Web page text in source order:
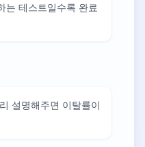
는 테스트일수록 완료
설명해주면 이탈률이